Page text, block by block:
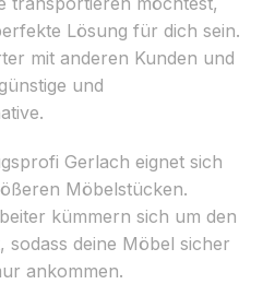
Lösung für dich sein.
mit anderen Kunden und
und
Gerlach eignet sich
Möbelstücken.
kümmern sich um den
deine Möbel sicher
ankommen.